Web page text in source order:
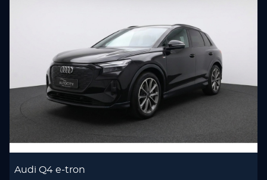
Audi Q4 e-tron